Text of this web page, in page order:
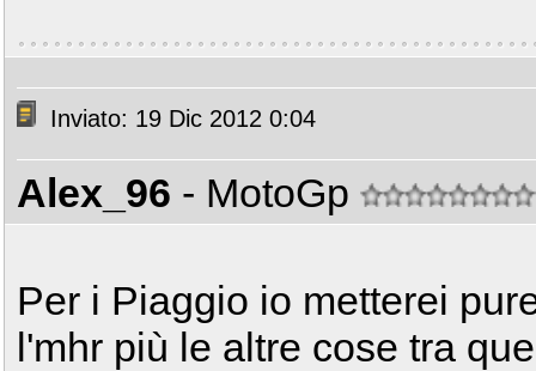
Inviato: 19 Dic 2012 0:04
Alex_96 - MotoGp
Per i Piaggio io metterei
l'mhr più le altre cose tra